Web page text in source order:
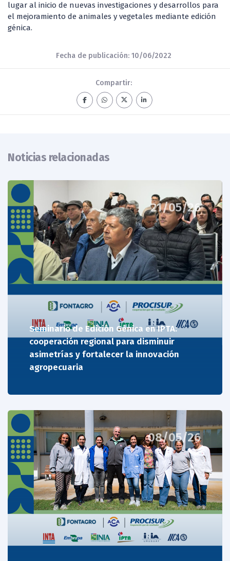
lugar al inicio de nuevas investigaciones y desarrollos para
el mejoramiento de animales y vegetales mediante edición
génica.
Fecha de publicación: 10/06/2022
Compartir:
Noticias relacionadas
21/05/26
Seminario de Edición Génica en IPTA:
cooperación regional para disminuir
asimetrías y fortalecer la innovación
agropecuaria
08/05/26